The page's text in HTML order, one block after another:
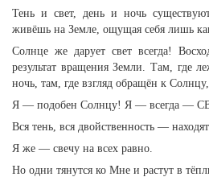
Тень и свет, день и ночь
живёшь на Земле, ощущая себя лишь
Солнце же дарует свет всегда!
результат вращения Земли. Там, где
ночь, там, где взгляд обращён к
Я — подобен Солнцу! Я — всегда —
Вся тень, вся двойственность —
Я же — свечу на всех равно.
Но одни тянутся ко Мне и растут в